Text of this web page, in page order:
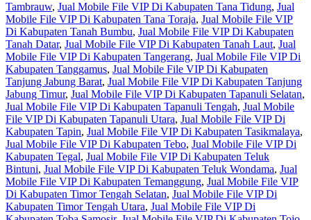
Tambrauw, Jual Mobile File VIP Di Kabupaten Tana Tidung, Jual
Mobile File VIP Di Kabupaten Tana Toraja, Jual Mobile File VIP
Di Kabupaten Tanah Bumbu, Jual Mobile File VIP Di Kabupaten
Tanah Datar, Jual Mobile File VIP Di Kabupaten Tanah Laut, Jual
Mobile File VIP Di Kabupaten Tangerang, Jual Mobile File VIP Di
Kabupaten Tanggamus, Jual Mobile File VIP Di Kabupaten
Tanjung Jabung Barat, Jual Mobile File VIP Di Kabupaten Tanjung
Jabung Timur, Jual Mobile File VIP Di Kabupaten Tapanuli Selatan,
Jual Mobile File VIP Di Kabupaten Tapanuli Tengah, Jual Mobile
File VIP Di Kabupaten Tapanuli Utara, Jual Mobile File VIP Di
Kabupaten Tapin, Jual Mobile File VIP Di Kabupaten Tasikmalaya,
Jual Mobile File VIP Di Kabupaten Tebo, Jual Mobile File VIP Di
Kabupaten Tegal, Jual Mobile File VIP Di Kabupaten Teluk
Bintuni, Jual Mobile File VIP Di Kabupaten Teluk Wondama, Jual
Mobile File VIP Di Kabupaten Temanggung, Jual Mobile File VIP
Di Kabupaten Timor Tengah Selatan, Jual Mobile File VIP Di
Kabupaten Timor Tengah Utara, Jual Mobile File VIP Di